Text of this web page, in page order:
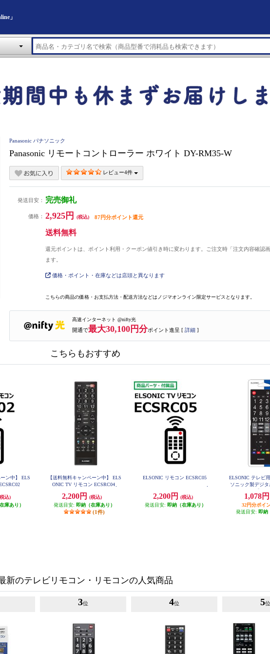
」
Panasonic パナソニック
Panasonic リモートコントローラー ホワイト DY-RM35-W
レビュー4件
発送目安： 完売御礼
価格： 2,925円 (税込) 87円分ポイント還元
送料無料
還元ポイントは、ポイント利用・クーポン値引き時に変わります。ご注文時「注文内容確認
ます。
価格・ポイント・在庫などは店頭と異なります
こちらの商品の価格・お支払方法・配送方法などはノジマオンライン限定サービスとなります。
高速インターネット @nifty光
開通で最大30,100円分ポイント進呈 [ 詳細 ]
こちらもおすすめ
ン中】 ELS
込)
庫あり）
【送料無料キャンペーン中】 ELS
ONIC TV リモコン ECSRC04
2,200円
(税込)
発送目安: 即納（在庫あり）
(1件)
ELSONIC リモコン ECSRC05
2,200円
(税込)
発送目安: 即納（在庫あり）
ELSONIC テレビ
ソニック製デジ
1,078円
32円分ポイ
発送目安: 即納
新のテレビリモコン・リモコンの人気商品
3位 4位 5位